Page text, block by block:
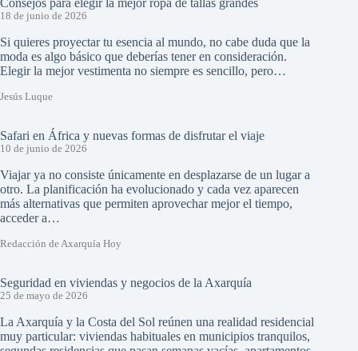
Consejos para elegir la mejor ropa de tallas grandes
18 de junio de 2026
Si quieres proyectar tu esencia al mundo, no cabe duda que la
moda es algo básico que deberías tener en consideración.
Elegir la mejor vestimenta no siempre es sencillo, pero…
Jesús Luque
Safari en África y nuevas formas de disfrutar el viaje
10 de junio de 2026
Viajar ya no consiste únicamente en desplazarse de un lugar a
otro. La planificación ha evolucionado y cada vez aparecen
más alternativas que permiten aprovechar mejor el tiempo,
acceder a…
Redacción de Axarquía Hoy
Seguridad en viviendas y negocios de la Axarquía
25 de mayo de 2026
La Axarquía y la Costa del Sol reúnen una realidad residencial
muy particular: viviendas habituales en municipios tranquilos,